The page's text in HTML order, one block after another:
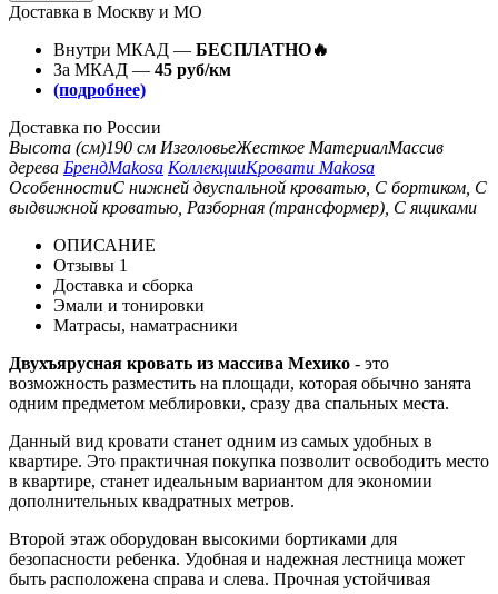
Доставка в Москву и МО
Внутри МКАД — БЕСПЛАТНО🔥
За МКАД — 45 руб/км
(подробнее)
Доставка по России
Высота (см)190 см ИзголовьеЖесткое МатериалМассив
дерева БрендMakosa КоллекцииКровати Makosa
ОсобенностиС нижней двуспальной кроватью, С бортиком, С
выдвижной кроватью, Разборная (трансформер), С ящиками
ОПИСАНИЕ
Отзывы 1
Доставка и сборка
Эмали и тонировки
Матрасы, наматрасники
Двухъярусная кровать из массива Мехико - это
возможность разместить на площади, которая обычно занята
одним предметом меблировки, сразу два спальных места.
Данный вид кровати станет одним из самых удобных в
квартире. Это практичная покупка позволит освободить место
в квартире, станет идеальным вариантом для экономии
дополнительных квадратных метров.
Второй этаж оборудован высокими бортиками для
безопасности ребенка. Удобная и надежная лестница может
быть расположена справа и слева. Прочная устойчивая